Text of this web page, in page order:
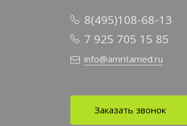
8(495)108-68-13
7 925 705 15 85
info@amritamed.ru
Заказать звонок